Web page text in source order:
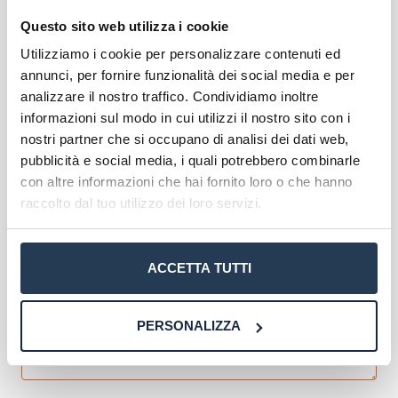
Questo sito web utilizza i cookie
Utilizziamo i cookie per personalizzare contenuti ed
annunci, per fornire funzionalità dei social media e per
analizzare il nostro traffico. Condividiamo inoltre
informazioni sul modo in cui utilizzi il nostro sito con i
nostri partner che si occupano di analisi dei dati web,
pubblicità e social media, i quali potrebbero combinarle
con altre informazioni che hai fornito loro o che hanno
raccolto dal tuo utilizzo dei loro servizi.
ACCETTA TUTTI
PERSONALIZZA
personali e professionali. Inoltre, l’università
assicura una formazione di alta qualità grazie
all’impiego didocenti espertie all’utilizzo di
materiale didattico all’avanguardia.
Scopri l'offerta formativa
Corsi di laurea Mercatorum
Master Mercatorum